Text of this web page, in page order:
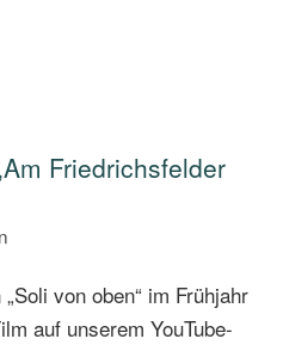
Friedrichsfelder
von oben“ im Frühjahr
auf unserem YouTube-